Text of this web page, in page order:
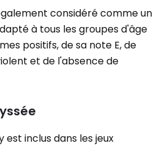
considéré comme un
à tous les groupes d'âge
positifs, de sa note E, de
et de l'absence de
est inclus dans les jeux